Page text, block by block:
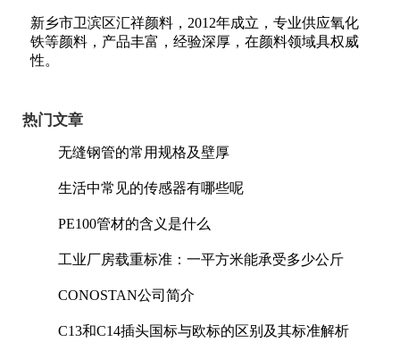
新乡市卫滨区汇祥颜料，2012年成立，专业供应氧化
铁等颜料，产品丰富，经验深厚，在颜料领域具权威
性。
热门文章
无缝钢管的常用规格及壁厚
生活中常见的传感器有哪些呢
PE100管材的含义是什么
工业厂房载重标准：一平方米能承受多少公斤
CONOSTAN公司简介
C13和C14插头国标与欧标的区别及其标准解析